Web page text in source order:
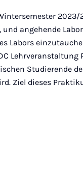
2023/
angehende
Labors
Lehrveranstaltung
Studierende
Ziel dieses